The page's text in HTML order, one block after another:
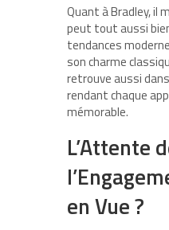
Quant à Bradley, il
peut tout aussi
tendances
son charme
retrouve aussi
rendant chaque
mémorable.
L’Attente
en Vue ?